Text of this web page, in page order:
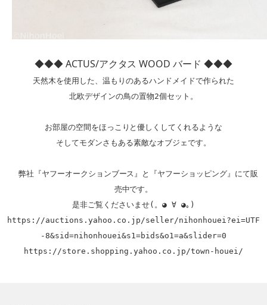
◆◆◆ ACTUS/アクタス WOOD バード ◆◆◆
天然木を使用した、温もりのあるハンドメイドで作られた
北欧デザインの鳥の置物2個セット。
お部屋の空間をほっこりと優しくしてくれるような
そしてモダンさもある素敵なオブジェです。
売中です。
https://auctions.yahoo.co.jp/seller/nihonhouei?ei=UTF
-8&sid=nihonhouei&s1=bids&o1=a&slider=0
https://store.shopping.yahoo.co.jp/town-houei/